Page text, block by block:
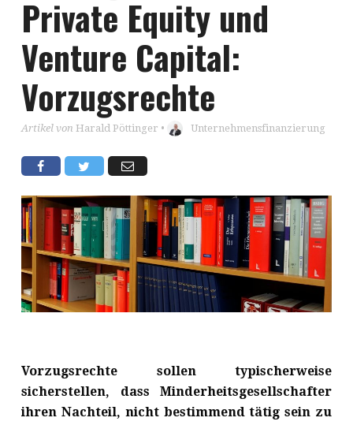
Private Equity und
Venture Capital:
Vorzugsrechte
Artikel von Harald Pöttinger • Unternehmensfinanzierung
Vorzugsrechte sollen typischerweise
sicherstellen, dass Minderheitsgesellschafter
ihren Nachteil, nicht bestimmend tätig sein zu